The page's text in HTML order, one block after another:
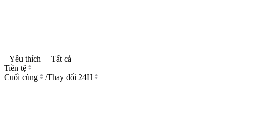
Yêu thích
Tất cả
Tiền tệ
Cuối cùng
/Thay đổi 24H